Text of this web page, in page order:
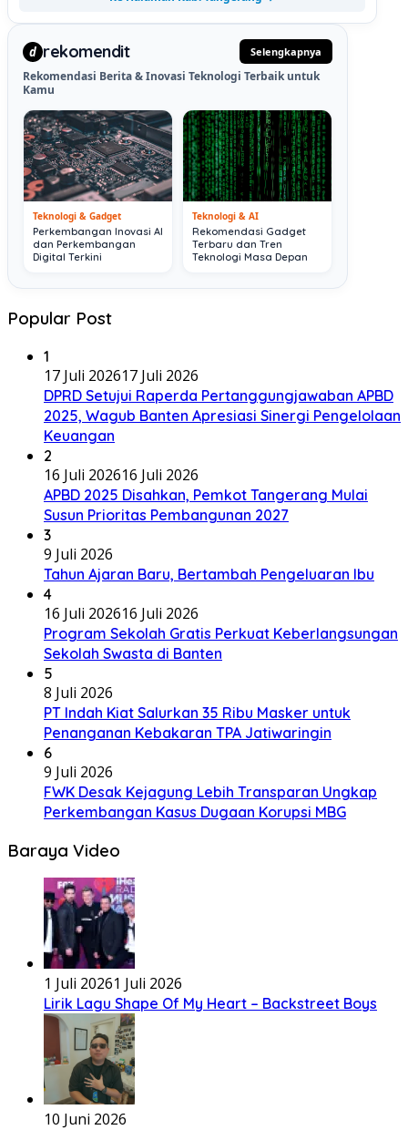
d rekomendit Selengkapnya
Rekomendasi Berita & Inovasi Teknologi Terbaik untuk
Kamu
Teknologi & Gadget
Perkembangan Inovasi AI
dan Perkembangan
Digital Terkini
Teknologi & AI
Rekomendasi Gadget
Terbaru dan Tren
Teknologi Masa Depan
Popular Post
1
17 Juli 202617 Juli 2026
DPRD Setujui Raperda Pertanggungjawaban APBD
2025, Wagub Banten Apresiasi Sinergi Pengelolaan
Keuangan
2
16 Juli 202616 Juli 2026
APBD 2025 Disahkan, Pemkot Tangerang Mulai
Susun Prioritas Pembangunan 2027
3
9 Juli 2026
Tahun Ajaran Baru, Bertambah Pengeluaran Ibu
4
16 Juli 202616 Juli 2026
Program Sekolah Gratis Perkuat Keberlangsungan
Sekolah Swasta di Banten
5
8 Juli 2026
PT Indah Kiat Salurkan 35 Ribu Masker untuk
Penanganan Kebakaran TPA Jatiwaringin
6
9 Juli 2026
FWK Desak Kejagung Lebih Transparan Ungkap
Perkembangan Kasus Dugaan Korupsi MBG
Baraya Video
1 Juli 20261 Juli 2026
Lirik Lagu Shape Of My Heart – Backstreet Boys
10 Juni 2026